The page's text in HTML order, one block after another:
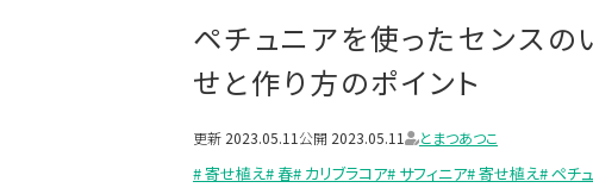
ペチュニアを使ったセンス
せと作り方のポイント
更新 2023.05.11 公開 2023.05.11 とまつあつこ
# 寄せ植え# 春# カリブラコア# サフィニア# 寄せ植え# ペチ